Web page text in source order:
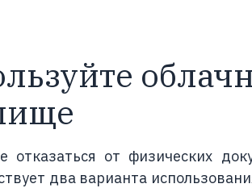
отказаться от физических
два варианта